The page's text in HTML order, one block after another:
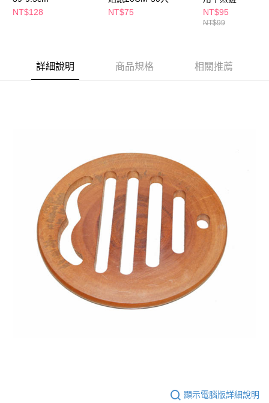
【注意事項】
１．透過由恩沛科技股份有限公司提供之「AFTEE先享後付」服務完成之交
https://aftee.tw/terms/#terms3
３．未成年的使用者請事先徵得法定代理人或監護人之同意方可使用
恩沛科技股份有限公司將有權停止該用戶之使用額度並採取法律行動。
7-11取貨付款
每筆NT$65，滿NT$490(含以上)免運費
NT$128
NT$75
NT$95
NT$99
詳細說明 商品規格 相關推薦
顯示電腦版詳細說明